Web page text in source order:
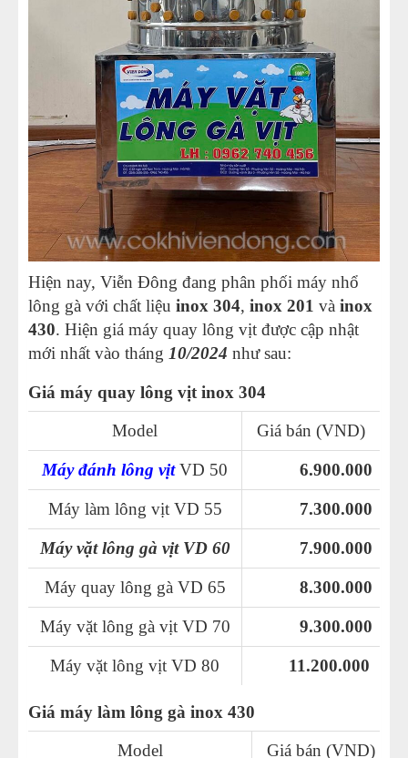
Hiện nay, Viễn Đông đang phân phối máy nhổ
lông gà với chất liệu inox 304, inox 201 và inox
430. Hiện giá máy quay lông vịt được cập nhật
mới nhất vào tháng 10/2024 như sau:
Giá máy quay lông vịt inox 304
Model
Giá bán (VND)
Máy đánh lông vịt VD 50 6.900.000
Máy làm lông vịt VD 55 7.300.000
Máy vặt lông gà vịt VD 60 7.900.000
Máy quay lông gà VD 65 8.300.000
Máy vặt lông gà vịt VD 70 9.300.000
Máy vặt lông vịt VD 80 11.200.000
Giá máy làm lông gà inox 430
Model
Giá bán (VND)